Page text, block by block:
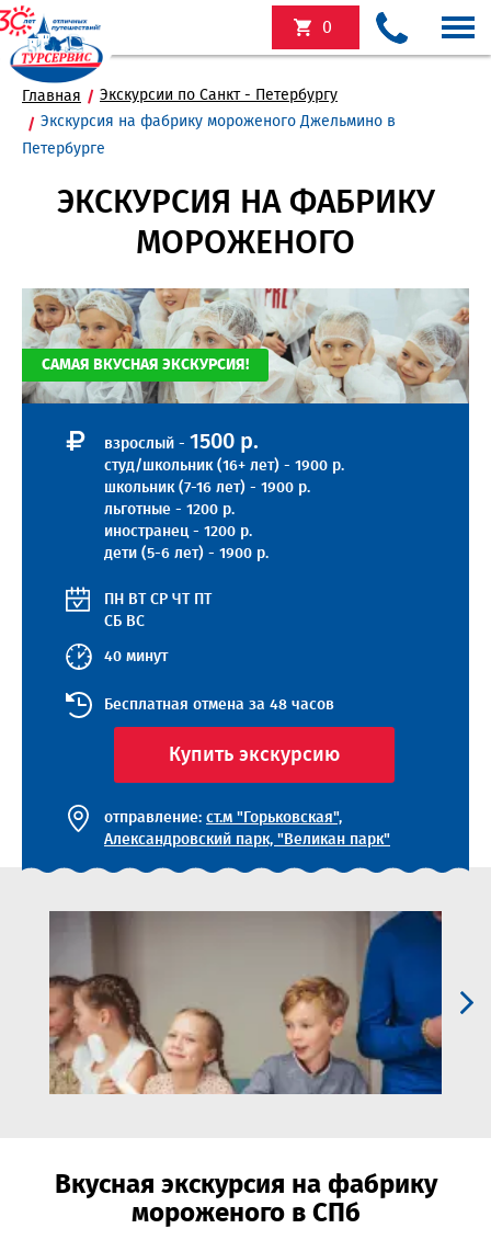
0
Главная
Экскурсии по Санкт - Петербургу
Экскурсия на фабрику мороженого Джельмино в
Петербурге
ЭКСКУРСИЯ НА ФАБРИКУ
МОРОЖЕНОГО
САМАЯ ВКУСНАЯ ЭКСКУРСИЯ!
взрослый - 1500 р.
студ/школьник (16+ лет) - 1900 р.
школьник (7-16 лет) - 1900 р.
льготные - 1200 р.
иностранец - 1200 р.
дети (5-6 лет) - 1900 р.
ПН ВТ СР ЧТ
СБ ВС
40 минут
Бесплатная отмена за 48 часов
Купить экскурсию
отправление: ст.м "Горьковская",
Александровский парк, "Великан парк"
Вкусная экскурсия на фабрику
мороженого в СПб